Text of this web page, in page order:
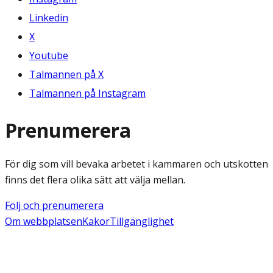
Linkedin
X
Youtube
Talmannen på X
Talmannen på Instagram
Prenumerera
För dig som vill bevaka arbetet i kammaren och utskotten
finns det flera olika sätt att välja mellan.
Följ och prenumerera
Om webbplatsenKakorTillgänglighet